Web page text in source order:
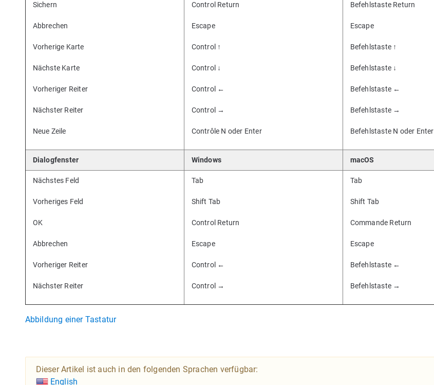
Sichern
Abbrechen
Vorherige Karte
Nächste Karte
Vorheriger Reiter
Nächster Reiter
Neue Zeile
Control Return
Escape
Control ↑
Control ↓
Control ←
Control →
Contrôle N oder Enter
Befehlstaste Return
Escape
Befehlstaste ↑
Befehlstaste ↓
Befehlstaste ←
Befehlstaste →
Befehlstaste N oder Enter
Dialogfenster Windows macOS
Nächstes Feld
Vorheriges Feld
OK
Abbrechen
Vorheriger Reiter
Nächster Reiter
Tab
Shift Tab
Control Return
Escape
Control ←
Control →
Tab
Shift Tab
Commande Return
Escape
Befehlstaste ←
Befehlstaste →
Abbildung einer Tastatur
Dieser Artikel ist auch in den folgenden Sprachen verfügbar:
English